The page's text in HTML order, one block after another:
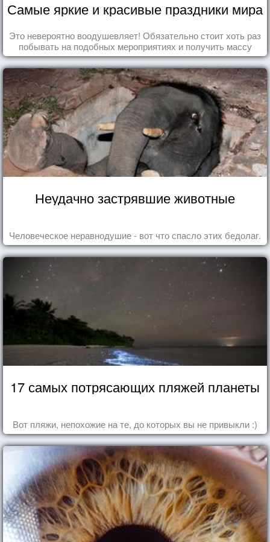
Самые яркие и красивые праздники мира
Это невероятно воодушевляет! Обязательно стоит хоть раз
побывать на подобных мероприятиях и получить массу
впечатлений!
Неудачно застрявшие животные
Человеческое неравнодушие - вот что спасло этих бедолаг.
17 самых потрясающих пляжей планеты
Вот пляжи, непохожие на те, до которых вы не привыкли :)